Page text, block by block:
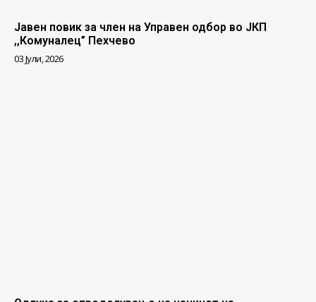
Јавен повик за член на Управен одбор во ЈКП
,,Комуналец” Пехчево
03 Јули, 2026